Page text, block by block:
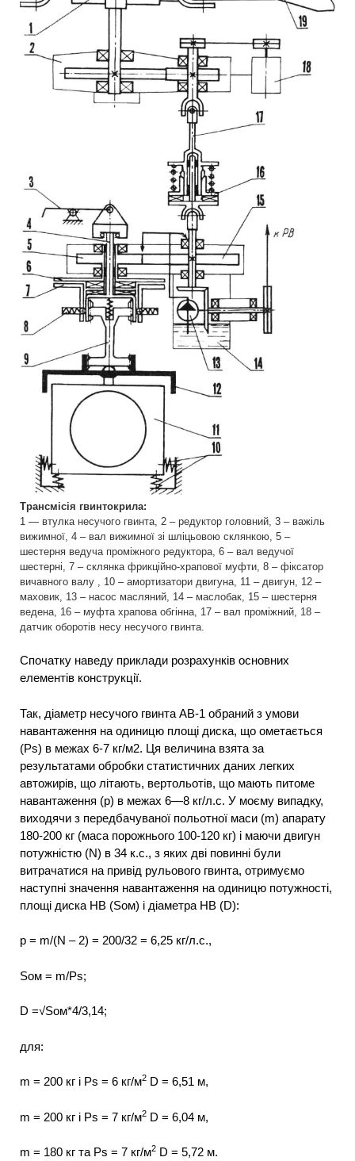
Трансмісія гвинтокрила:
1 — втулка несучого гвинта, 2 – редуктор головний, 3 – важіль
вижимної, 4 – вал вижимної зі шліцьовою склянкою, 5 –
шестерня ведуча проміжного редуктора, 6 – вал ведучої
шестерні, 7 – склянка фрикційно-храпової муфти, 8 – фіксатор
вичавного валу , 10 – амортизатори двигуна, 11 – двигун, 12 –
маховик, 13 – насос масляний, 14 – маслобак, 15 – шестерня
ведена, 16 – муфта храпова обгінна, 17 – вал проміжний, 18 –
датчик оборотів несу несучого гвинта.
Спочатку наведу приклади розрахунків основних
елементів конструкції.
Так, діаметр несучого гвинта АВ-1 обраний з умови
навантаження на одиницю площі диска, що ометається
(Ps) в межах 6-7 кг/м2. Ця величина взята за
результатами обробки статистичних даних легких
автожирів, що літають, вертольотів, що мають питоме
навантаження (р) в межах 6—8 кг/л.с. У моєму випадку,
виходячи з передбачуваної польотної маси (m) апарату
180-200 кг (маса порожнього 100-120 кг) і маючи двигун
потужністю (N) в 34 к.с., з яких дві повинні були
витрачатися на привід рульового гвинта, отримуємо
наступні значення навантаження на одиницю потужності,
площі диска НВ (Sом) і діаметра НВ (D):
р = m/(N – 2) = 200/32 = 6,25 кг/л.с.,
Sом = m/Ps;
D =√Sом*4/3,14;
для:
m = 200 кг і Ps = 6 кг/м2 D = 6,51 м,
m = 200 кг і Ps = 7 кг/м2 D = 6,04 м,
m = 180 кг та Ps = 7 кг/м2 D = 5,72 м.